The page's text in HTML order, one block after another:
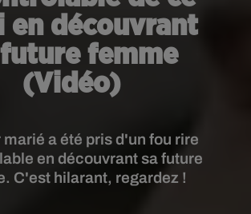
en découvrant
femme
(Vidéo)
marié a été pris d'un fou rire
en découvrant sa future
C'est hilarant, regardez !